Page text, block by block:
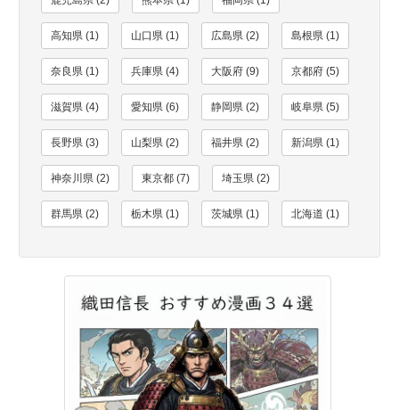
高知県 (1) 山口県 (1) 広島県 (2) 島根県 (1)
奈良県 (1) 兵庫県 (4) 大阪府 (9) 京都府 (5)
滋賀県 (4) 愛知県 (6) 静岡県 (2) 岐阜県 (5)
長野県 (3) 山梨県 (2) 福井県 (2) 新潟県 (1)
神奈川県 (2) 東京都 (7) 埼玉県 (2)
群馬県 (2) 栃木県 (1) 茨城県 (1) 北海道 (1)